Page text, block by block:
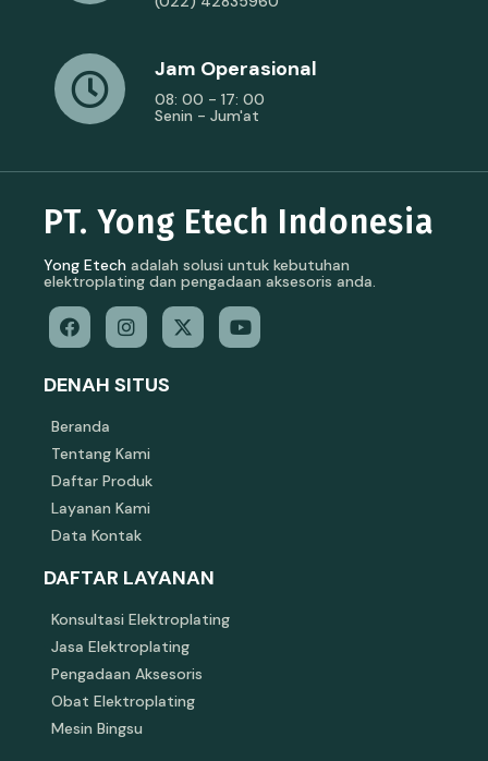
Jam Operasional
08: 00 - 17: 00
Senin - Jum'at
PT. Yong Etech Indonesia
Yong Etech adalah solusi untuk kebutuhan
elektroplating dan pengadaan aksesoris anda.
DENAH SITUS
Beranda
Tentang Kami
Daftar Produk
Layanan Kami
Data Kontak
DAFTAR LAYANAN
Konsultasi Elektroplating
Jasa Elektroplating
Pengadaan Aksesoris
Obat Elektroplating
Mesin Bingsu